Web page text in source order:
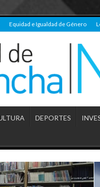
Equidad e Igualdad de Género
DEPORTES